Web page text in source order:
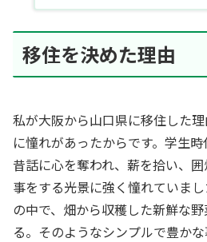
移住を決めた理由
私が大阪から山口県に移住した
に憧れがあったからです。学生
昔話に心を奪われ、薪を拾い、
事をする光景に強く憧れていま
の中で、畑から収穫した新鮮な
る。そのようなシンプルで豊か